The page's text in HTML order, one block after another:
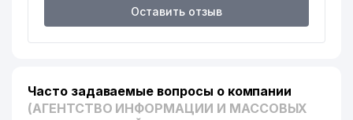
НАЛОГОВЫЙ КОМИТЕТ
21
УЗБЕКСКИЙ НАЦИОНАЛЬНЫЙ
АКАДЕМИЧЕСКИЙ
377 м
Оставить отзыв
Часто задаваемые вопросы о компании
(АГЕНТСТВО ИНФОРМАЦИИ И МАССОВЫХ